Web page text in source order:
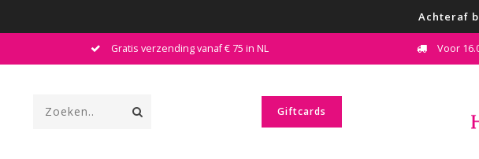
Achteraf
Gratis verzending vanaf € 75 in NL Voor
Giftcards